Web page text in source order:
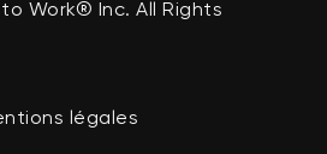
Work® Inc. All Rights
légales